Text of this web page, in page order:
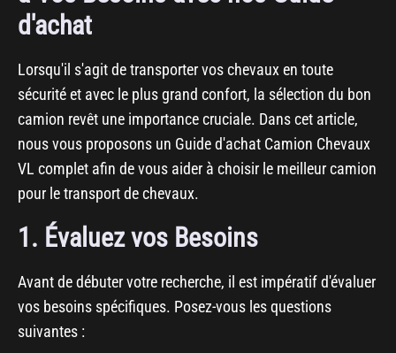
d'achat
Lorsqu'il s'agit de transporter vos chevaux en toute
sécurité et avec le plus grand confort, la sélection du bon
camion revêt une importance cruciale. Dans cet article,
nous vous proposons un Guide d'achat Camion Chevaux
VL complet afin de vous aider à choisir le meilleur camion
pour le transport de chevaux.
1. Évaluez vos Besoins
Avant de débuter votre recherche, il est impératif d'évaluer
vos besoins spécifiques. Posez-vous les questions
suivantes :